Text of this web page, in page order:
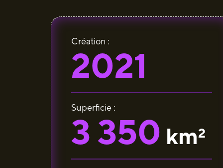
Création :
2021
Superficie :
3 350 km2